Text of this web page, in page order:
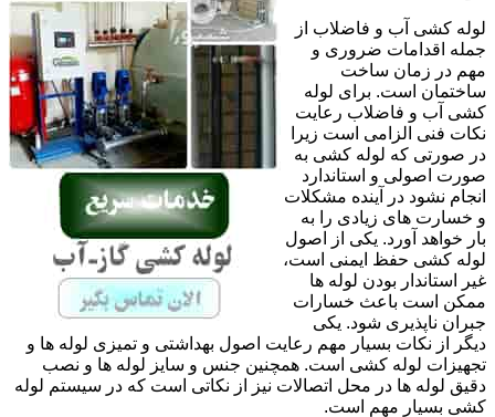
لوله کشی آب و فاضلاب از
جمله اقدامات ضروری و
مهم در زمان ساخت
ساختمان است. برای لوله
کشی آب و فاضلاب رعایت
نکات فنی الزامی است زیرا
در صورتی که لوله کشی به
صورت اصولی و استاندارد
انجام نشود در آینده مشکلات
و خسارت های زیادی را به
بار خواهد آورد. یکی از اصول
لوله کشی حفظ ایمنی است،
غیر استاندار بودن لوله ها
ممکن است باعث خسارات
جبران ناپذیری شود. یکی
دیگر از نکات بسیار مهم رعایت اصول بهداشتی و تمیزی لوله ها و
تجهیزات لوله کشی است. همچنین جنس و سایز لوله ها و نصب
دقیق لوله ها در محل اتصالات نیز از نکاتی است که در سیستم لوله
کشی بسیار مهم است.